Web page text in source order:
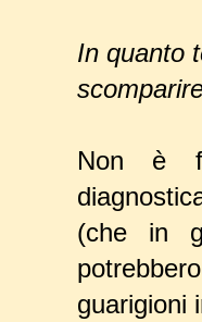
In quanto
Non è
(che in
guarigioni